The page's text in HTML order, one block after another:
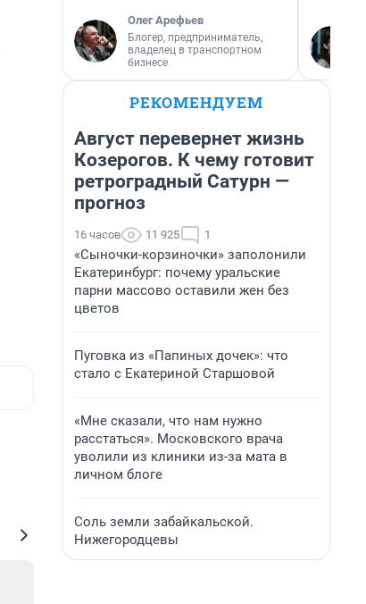
Олег Арефьев
Блогер, предприниматель,
владелец в транспортном
бизнесе
РЕКОМЕНДУЕМ
Август перевернет жизнь
Козерогов. К чему готовит
ретроградный Сатурн —
прогноз
16 часов 11 925 1
«Сыночки-корзиночки» заполонили
Екатеринбург: почему уральские
парни массово оставили жен без
цветов
Пуговка из «Папиных дочек»: что
стало с Екатериной Старшовой
«Мне сказали, что нам нужно
расстаться». Московского врача
уволили из клиники из-за мата в
личном блоге
Соль земли забайкальской.
Нижегородцевы